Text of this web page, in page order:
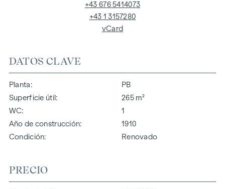
DATOS CLAVE
Planta
PB
Superficie útil
265 m²
WC
1
Año de construcción
1910
Condición
Renovado
PRECIO
+43 676 5414073
+43 1 3157280
vCard